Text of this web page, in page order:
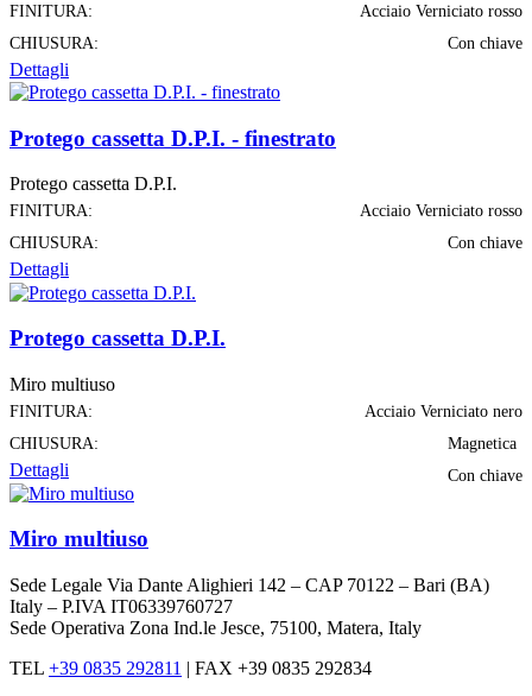
FINITURA:
Acciaio Verniciato rosso
CHIUSURA:
Con chiave
Dettagli
Protego cassetta D.P.I. - finestrato
Protego cassetta D.P.I.
FINITURA:
Acciaio Verniciato rosso
CHIUSURA:
Con chiave
Dettagli
Protego cassetta D.P.I.
Miro multiuso
FINITURA:
Acciaio Verniciato nero
CHIUSURA:
Magnetica
Con chiave
Dettagli
Miro multiuso
Sede Legale Via Dante Alighieri 142 – CAP 70122 – Bari (BA)
Italy – P.IVA IT06339760727
Sede Operativa Zona Ind.le Jesce, 75100, Matera, Italy
TEL +39 0835 292811 | FAX +39 0835 292834